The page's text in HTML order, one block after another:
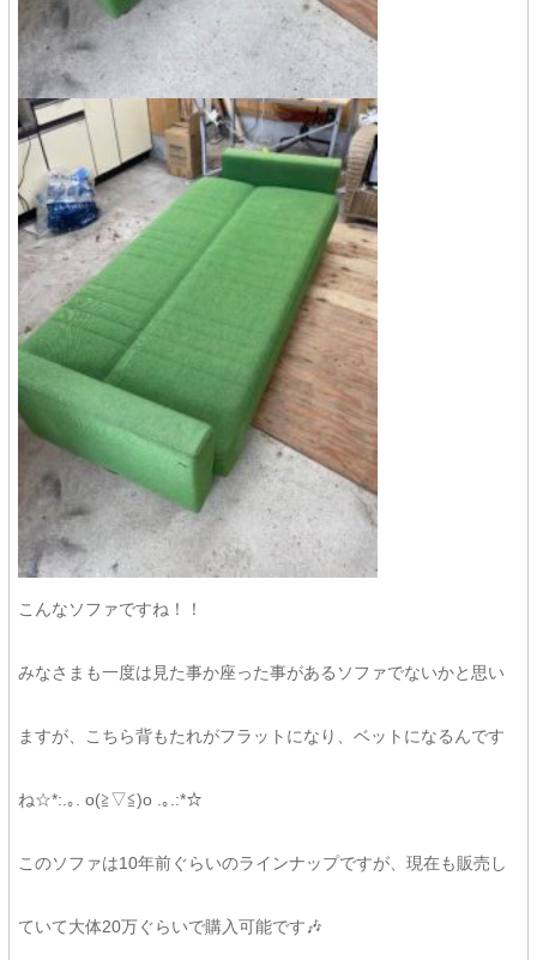
こんなソファですね！！
みなさまも一度は見た事か座った事があるソファでないかと思い
ますが、こちら背もたれがフラットになり、ベットになるんです
ね☆*:.｡. o(≧▽≦)o .｡.:*☆
このソファは10年前ぐらいのラインナップですが、現在も販売し
ていて大体20万ぐらいで購入可能です🎶